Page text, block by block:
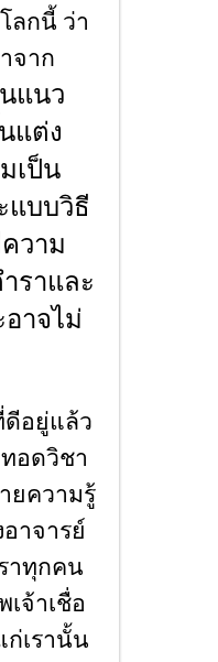
ลกนี้ ว่า
จาก
แนว
แต่ง
เป็น
แบบวิธี
วาม
ราและ
าจไม่
อยู่แล้ว
อดวิชา
ยความรู้
าจารย์
าทุกคน
จ้าเชื่อ
ก่เรานั้น